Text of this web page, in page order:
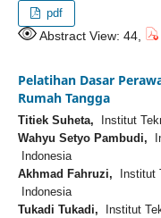
pdf
Abstract View: 44,
Pelatihan Dasar
Rumah Tangga
Titiek Suheta, Institut
Wahyu Setyo Pambudi,
Indonesia
Akhmad Fahruzi, Institut
Indonesia
Tukadi Tukadi, Institut